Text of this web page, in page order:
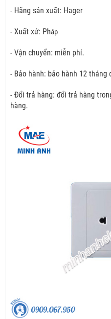
- Hãng sản xuất: Hager
- Xuất xứ: Pháp
- Vận chuyển: miễn phí.
- Bảo hành: bảo hành 12 tháng
- Đổi trả hàng: đổi trả hàng
hàng.